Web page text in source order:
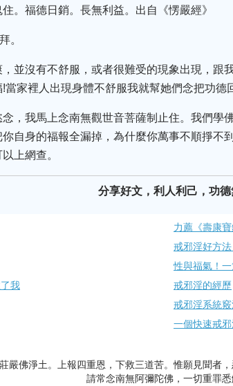
。福德日銷。長無利益。出自《愣嚴經》
。
並沒有不舒服，或者很難受的現象出現，跟
家裡人出現身體不舒服我就幫她們念把功德
，我馬上念南無觀世音菩薩制止住。我們學
自身的福報全漏掉，為什麼你萬事不順掙不
上網查。
分享好文，利人利己，功德
力薦《壽康
戒邪淫好方法
性與福氣！
我
戒邪淫的經歷
戒邪淫系統
一個快速戒
嚴佛淨土。上報四重恩，下救三道苦。惟願見聞者
請常念南無阿彌陀佛，一切重罪悉